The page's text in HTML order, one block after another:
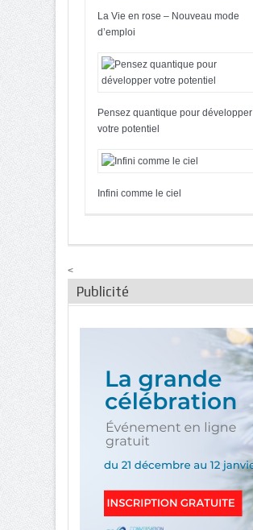
La Vie en rose – Nouveau mode
d’emploi
Pensez quantique pour développer
votre potentiel
Infini comme le ciel
<
Publicité